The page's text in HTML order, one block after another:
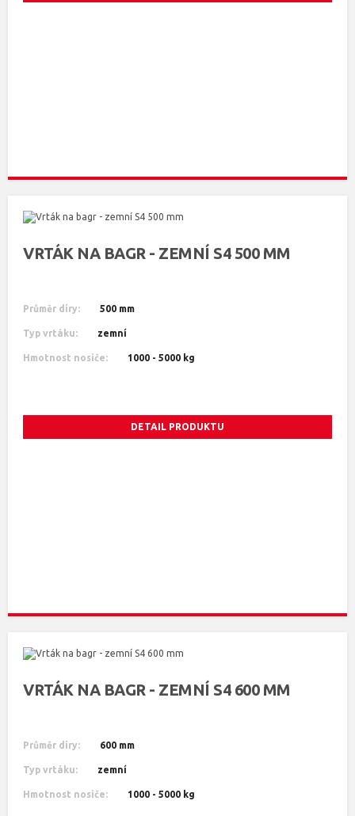
VRTÁK NA BAGR - ZEMNÍ S4 500 MM
Průměr díry: 500 mm
Typ vrtáku: zemní
Hmotnost nosiče: 1000 - 5000 kg
DETAIL PRODUKTU
VRTÁK NA BAGR - ZEMNÍ S4 600 MM
Průměr díry: 600 mm
Typ vrtáku: zemní
Hmotnost nosiče: 1000 - 5000 kg